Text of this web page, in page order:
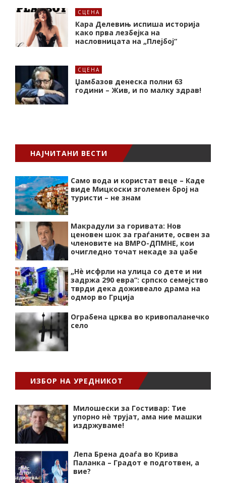
СЦЕНА
Кара Делевињ испиша историја
како прва лезбејка на
насловницата на „Плејбој“
СЦЕНА
Џамбазов денеска полни 63
години – Жив, и по малку здрав!
НАЈЧИТАНИ ВЕСТИ
Само вода и користат веце – Каде
виде Мицкоски зголемен број на
туристи – не знам
Макрадули за горивата: Нов
ценовен шок за граѓаните, освен за
членовите на ВМРО-ДПМНЕ, кои
очигледно точат некаде за џабе
„Нѐ исфрли на улица со дете и ни
задржа 290 евра“: српско семејство
тврди дека доживеало драма на
одмор во Грција
Ограбена црква во кривопаланечко
село
ИЗБОР НА УРЕДНИКОТ
Милошески за Гостивар: Тие
упорно нѐ трујат, ама ние машки
издржуваме!
Лепа Брена доаѓа во Крива
Паланка – Градот е подготвен, а
вие?